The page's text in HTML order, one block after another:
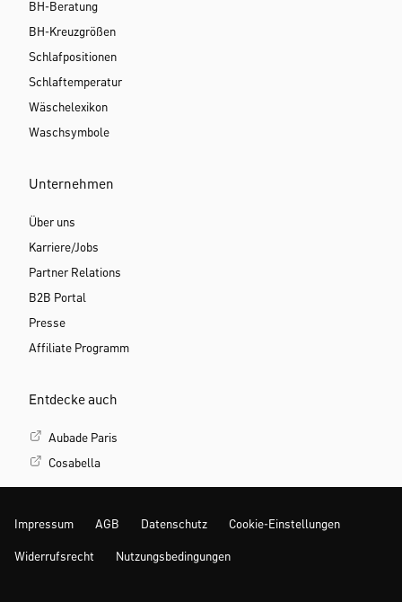
BH-Beratung
BH-Kreuzgrößen
Schlafpositionen
Schlaftemperatur
Wäschelexikon
Waschsymbole
Unternehmen
Über uns
Karriere/Jobs
Partner Relations
B2B Portal
Presse
Affiliate Programm
Entdecke auch
Aubade Paris
Cosabella
Impressum AGB Datenschutz Cookie-Einstellungen
Widerrufsrecht Nutzungsbedingungen